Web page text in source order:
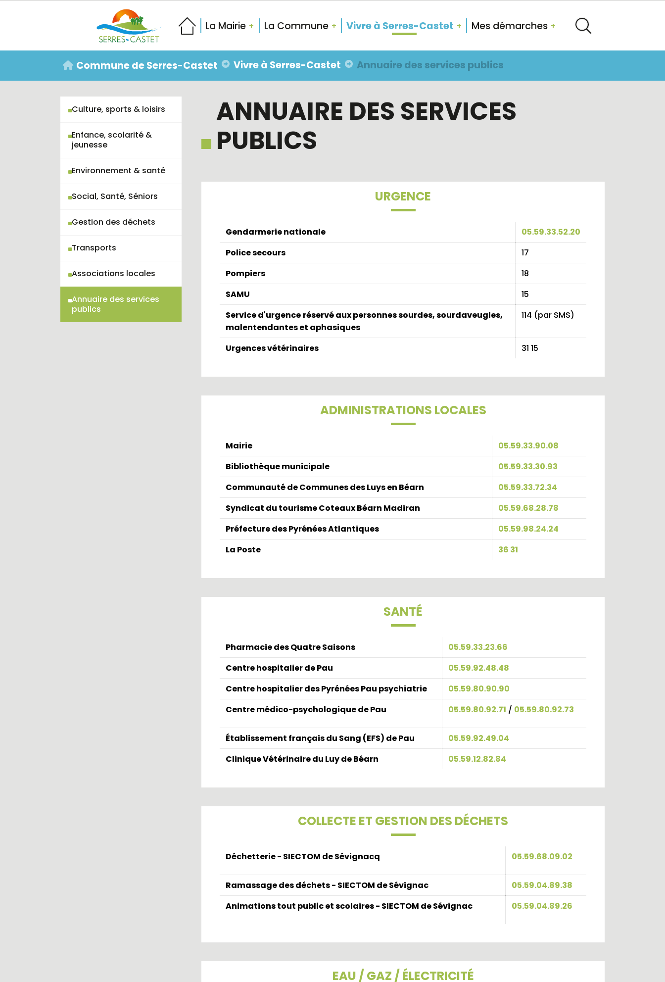
La Mairie La Commune Vivre à Serres-Castet Mes démarches
Commune de Serres-Castet Vivre à Serres-Castet Annuaire des services publics
Culture, sports & loisirs
Enfance, scolarité &
jeunesse
Environnement & santé
Social, Santé, Séniors
Gestion des déchets
Transports
Associations locales
Annuaire des services
publics
ANNUAIRE DES SERVICES
PUBLICS
URGENCE
Gendarmerie nationale
05.59.33.52.20
Police secours
17
Pompiers
18
SAMU
15
Service d'urgence réservé aux personnes sourdes, sourdaveugles,
malentendantes et aphasiques
114 (par SMS)
Urgences vétérinaires 31 15
ADMINISTRATIONS LOCALES
Mairie
05.59.33.90.08
Bibliothèque municipale
05.59.33.30.93
Communauté de Communes des Luys en Béarn
05.59.33.72.34
Syndicat du tourisme Coteaux Béarn Madiran
05.59.68.28.78
Préfecture des Pyrénées Atlantiques
05.59.98.24.24
La Poste
36 31
SANTÉ
Pharmacie des Quatre Saisons
05.59.33.23.66
Centre hospitalier de Pau
05.59.92.48.48
Centre hospitalier des Pyrénées Pau psychiatrie
05.59.80.90.90
Centre médico-psychologique de Pau
05.59.80.92.71 / 05.59.80.92.73
Établissement français du Sang (EFS) de Pau
05.59.92.49.04
Clinique Vétérinaire du Luy de Béarn
05.59.12.82.84
COLLECTE ET GESTION DES DÉCHETS
Déchetterie - SIECTOM de Sévignacq 05.59.68.09.02
Ramassage des déchets - SIECTOM de Sévignac
05.59.04.89.38
Animations tout public et scolaires - SIECTOM de Sévignac
05.59.04.89.26
EAU / GAZ / ÉLECTRICITÉ